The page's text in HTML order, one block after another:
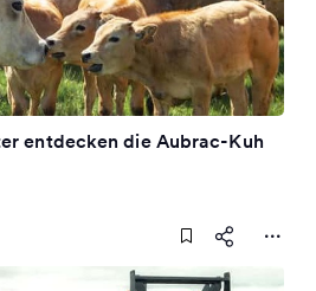
entdecken die Aubrac-Kuh